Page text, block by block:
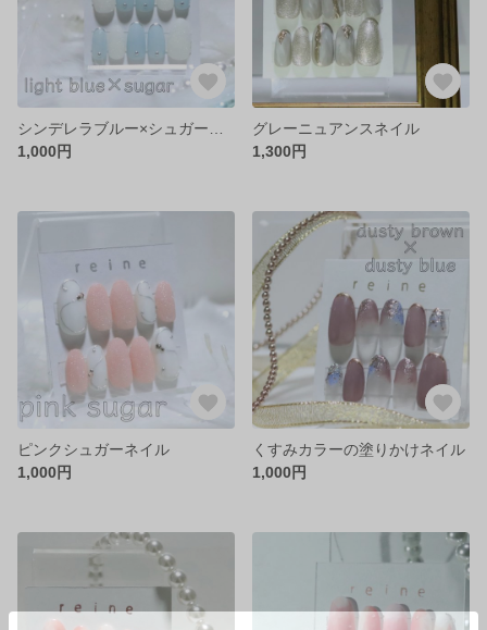
1,000円
グレーニュアンスネイル
1,300円
ピンクシュガーネイル
1,000円
くすみカラーの塗りかけネイル
1,000円